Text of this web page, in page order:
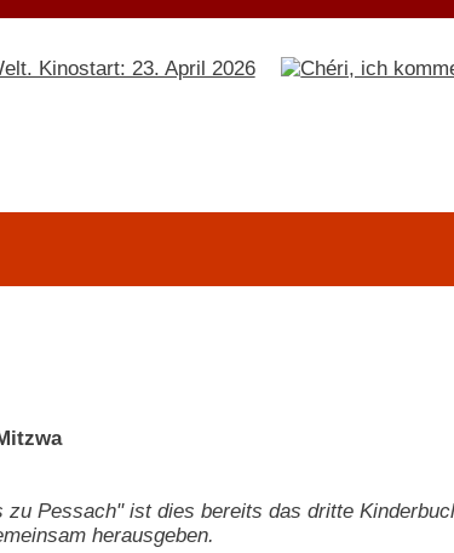
Pessach" ist dies bereits das dritte
herausgeben.